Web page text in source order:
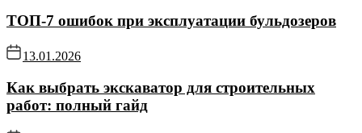
ТОП-7 ошибок при эксплуатации бульдозеров
13.01.2026
Как выбрать экскаватор для строительных
работ: полный гайд